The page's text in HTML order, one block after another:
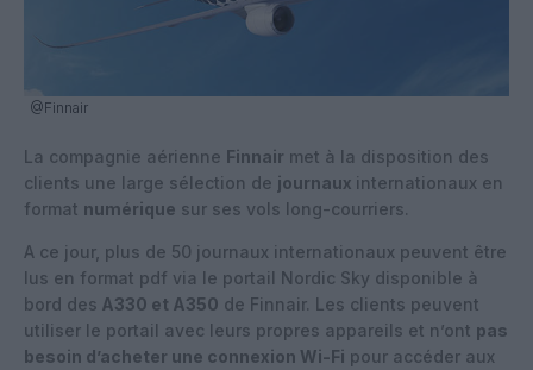
@Finnair
La compagnie aérienne Finnair met à la disposition des
clients une large sélection de journaux internationaux en
format numérique sur ses vols long-courriers.
A ce jour, plus de 50 journaux internationaux peuvent être
lus en format pdf via le portail Nordic Sky disponible à
bord des A330 et A350 de Finnair. Les clients peuvent
utiliser le portail avec leurs propres appareils et n’ont pas
besoin d’acheter une connexion Wi-Fi pour accéder aux